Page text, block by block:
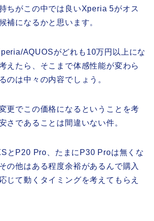
ちがこの中では良いXperia 5がオス
補になるかと思います。
AQUOSがどれも10万円以上にな
えたら、そこまで体感性能が変わら
のは中々の内容でしょう。
更でこの価格になるということを考
さであることは間違いない件。
とP20 Pro、たまにP30 Proは無くな
の他はある程度余裕があるんで購入
じて動くタイミングを考えてもらえ